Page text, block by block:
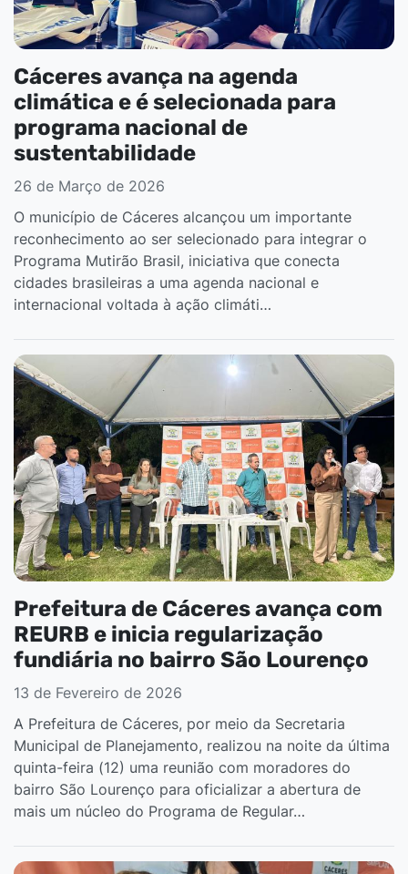
Cáceres avança na agenda
climática e é selecionada para
programa nacional de
sustentabilidade
26 de Março de 2026
O município de Cáceres alcançou um importante
reconhecimento ao ser selecionado para integrar o
Programa Mutirão Brasil, iniciativa que conecta
cidades brasileiras a uma agenda nacional e
internacional voltada à ação climáti…
Prefeitura de Cáceres avança com
REURB e inicia regularização
fundiária no bairro São Lourenço
13 de Fevereiro de 2026
A Prefeitura de Cáceres, por meio da Secretaria
Municipal de Planejamento, realizou na noite da última
quinta-feira (12) uma reunião com moradores do
bairro São Lourenço para oficializar a abertura de
mais um núcleo do Programa de Regular…